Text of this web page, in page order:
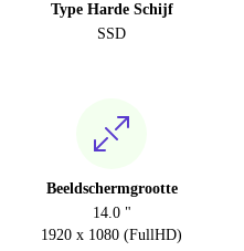
Type Harde Schijf
SSD
Beeldschermgrootte
14.0 "
1920 x 1080 (FullHD)